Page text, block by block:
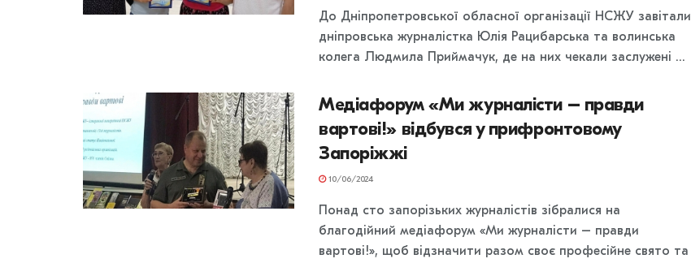
До Дніпропетровської обласної організації НСЖУ завітали
дніпровська журналістка Юлія Рацибарська та волинська
колега Людмила Приймачук, де на них чекали заслужені ...
Медіафорум «Ми журналісти – правди
вартові!» відбувся у прифронтовому
Запоріжжі
10/06/2024
Понад сто запорізьких журналістів зібралися на
благодійний медіафорум «Ми журналісти – правди
вартові!», щоб відзначити разом своє професійне свято та